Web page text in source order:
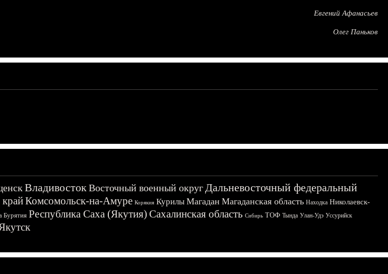
Евгений Афанасьев
Олег Паньков
ВладивостокВосточный военный округДальневосточный федеральный
Комсомольск-на-Амуре Корякия Курилы Магадан Магаданская область Находка Николаевск-
Бурятия Республика Саха (Якутия) Сахалинская область Сибирь ТОФ Тында Улан-Удэ Уссурийск